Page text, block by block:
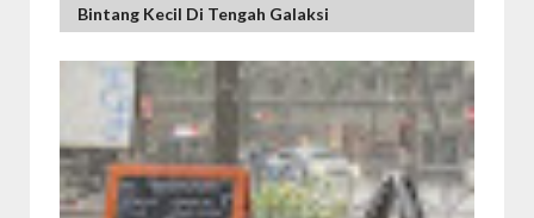
Bintang Kecil Di Tengah Galaksi